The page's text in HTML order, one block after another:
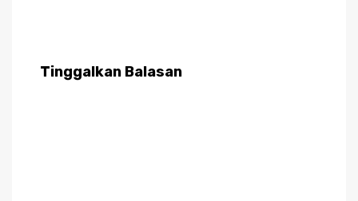
Tinggalkan Balasan